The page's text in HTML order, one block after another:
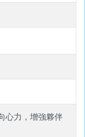
心力，增強夥伴